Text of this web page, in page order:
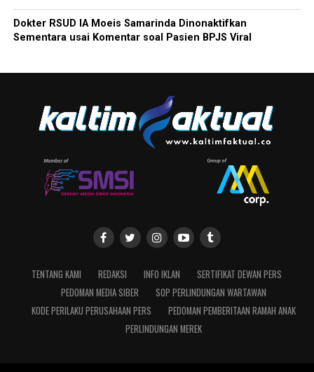
Dokter RSUD IA Moeis Samarinda Dinonaktifkan
Sementara usai Komentar soal Pasien BPJS Viral
TENTANG KAMI REDAKSI INFO IKLAN
SERTIFIKAT DEWAN PERS
PEDOMAN MEDIA SIBER
SOP PERLINDUNGAN WARTAWAN
KODE PERILAKU PERUSAHAAN PERS
PEDOMAN PEMBERITAAN RAMAH ANAK
PERLINDUNGAN MEREK